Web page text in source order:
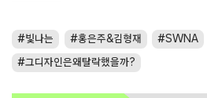
빛나는 홍은주&김형재 SWNA
그디자인은왜탈락했을까?